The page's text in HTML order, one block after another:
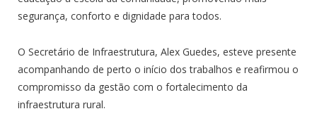
segurança, conforto e dignidade para todos.
O Secretário de Infraestrutura, Alex Guedes, esteve presente
acompanhando de perto o início dos trabalhos e reafirmou o
compromisso da gestão com o fortalecimento da
infraestrutura rural.